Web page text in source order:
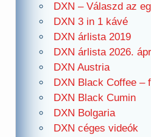
DXN – Válaszd az
DXN 3 in 1 kávé
DXN árlista 2019
DXN árlista 2026.
DXN Austria
DXN Black Coffee –
DXN Black Cumin
DXN Bolgaria
DXN céges videók